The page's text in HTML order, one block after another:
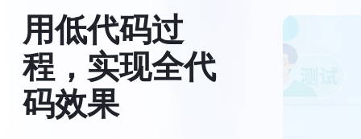
用低代码过
程，实现全代
码效果